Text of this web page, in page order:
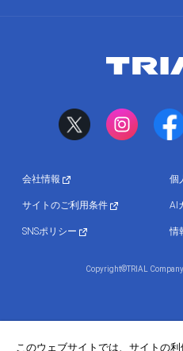
会社情報 個
サイトのご利用条件 AI
SNSポリシー 情
Copyright©TRIAL
このウェブサイトでは、サイトの